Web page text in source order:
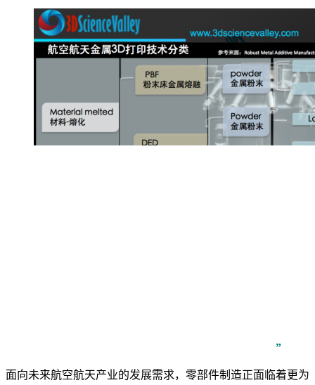
”
面向未来航空航天产业的发展需求，零部件制造正面临着更为